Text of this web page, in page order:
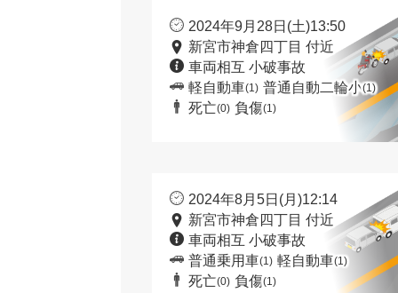
2024年9月28日(土)13:50
新宮市神倉四丁目 付近
車両相互 小破事故
軽自動車(1) 普通自動二輪小(1)
死亡(0) 負傷(1)
2024年8月5日(月)12:14
新宮市神倉四丁目 付近
車両相互 小破事故
普通乗用車(1) 軽自動車(1)
死亡(0) 負傷(1)